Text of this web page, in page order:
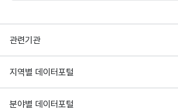
관련기관
행정안전부
한국지능정보사회진흥원
국가정보자원관리원
지역별 데이터포털
서울 열린데이터광장
경기데이터드림
분야별 데이터포털
기상자료개방포털